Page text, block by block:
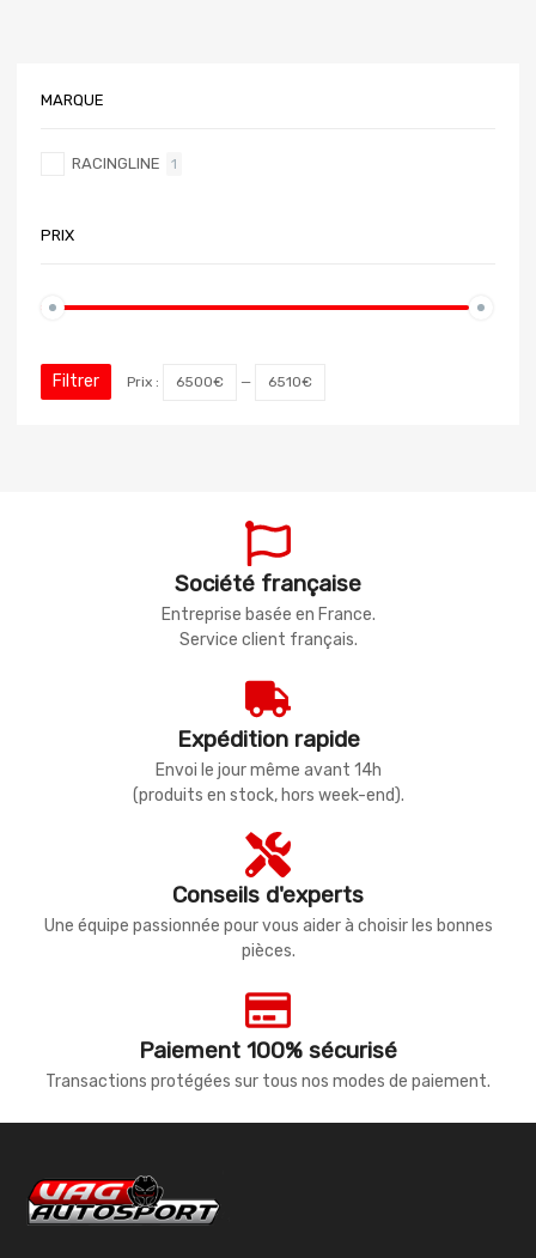
MARQUE
RACINGLINE 1
PRIX
Filtrer Prix : 6500€ — 6510€
Société française
Entreprise basée en France.
Service client français.
Expédition rapide
Envoi le jour même avant 14h
(produits en stock, hors week-end).
Conseils d'experts
Une équipe passionnée pour vous aider à choisir les bonnes
pièces.
Paiement 100% sécurisé
Transactions protégées sur tous nos modes de paiement.